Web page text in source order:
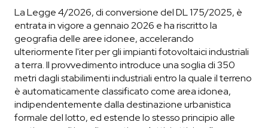
La Legge 4/2026, di conversione del DL 175/2025, è
entrata in vigore a gennaio 2026 e ha riscritto la
geografia delle aree idonee, accelerando
ulteriormente l'iter per gli impianti fotovoltaici industriali
a terra. Il provvedimento introduce una soglia di 350
metri dagli stabilimenti industriali entro la quale il terreno
è automaticamente classificato come area idonea,
indipendentemente dalla destinazione urbanistica
formale del lotto, ed estende lo stesso principio alle